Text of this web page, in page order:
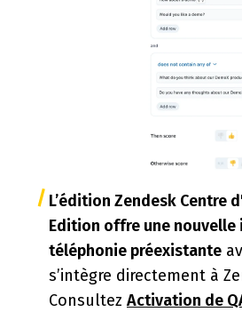
L’édition Zendesk Centre
Edition offre une
téléphonie préexistante
s’intègre directement à
Consultez Activation de